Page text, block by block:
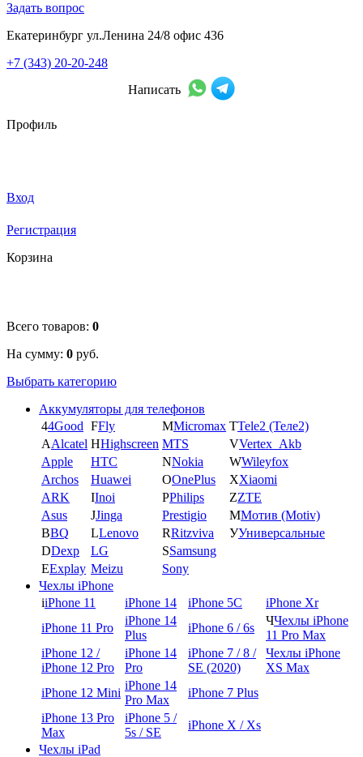
Задать вопрос
Екатеринбург ул.Ленина 24/8 офис 436
+7 (343) 20-20-248
Написать
Профиль
Вход
Регистрация
Корзина
Всего товаров: 0
На сумму: 0 руб.
Выбрать категорию
Аккумуляторы для телефонов
44Good FFly MMicromax TTele2 (Теле2)
AAlcatel HHighscreen MTS VVertex_Akb
Apple
HTC NNokia WWileyfox
Archos
Huawei OOnePlus XXiaomi
ARK
IInoi PPhilips ZZTE
Asus
JJinga Prestigio ММотив (Motiv)
BBQ LLenovo RRitzviva УУниверсальные
DDexp LG SSamsung
EExplay Meizu
Sony
Чехлы iPhone
iiPhone 11 iPhone 14 iPhone 5C
iPhone Xr
iPhone 11 Pro
iPhone 14
Plus
iPhone 6 / 6s
ЧЧехлы iPhone
11 Pro Max
iPhone 12 /
iPhone 12 Pro
iPhone 14
Pro
iPhone 7 / 8 /
SE (2020)
Чехлы iPhone
XS Max
iPhone 12 Mini
iPhone 14
Pro Max
iPhone 7 Plus
iPhone 13 Pro
Max
iPhone 5 /
5s / SE
iPhone X / Xs
Чехлы iPad